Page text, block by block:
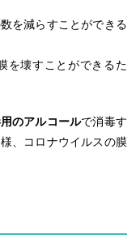
を減らすことができる
を壊すことができるた
のアルコールで消毒す
、コロナウイルスの膜